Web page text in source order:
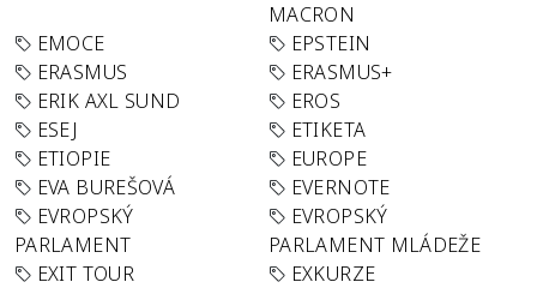
MACRON
EMOCE
EPSTEIN
ERASMUS
ERASMUS+
ERIK AXL SUND
EROS
ESEJ
ETIKETA
ETIOPIE
EUROPE
EVA BUREŠOVÁ
EVERNOTE
EVROPSKÝ
PARLAMENT
EVROPSKÝ
PARLAMENT MLÁDEŽE
EXIT TOUR
EXKURZE